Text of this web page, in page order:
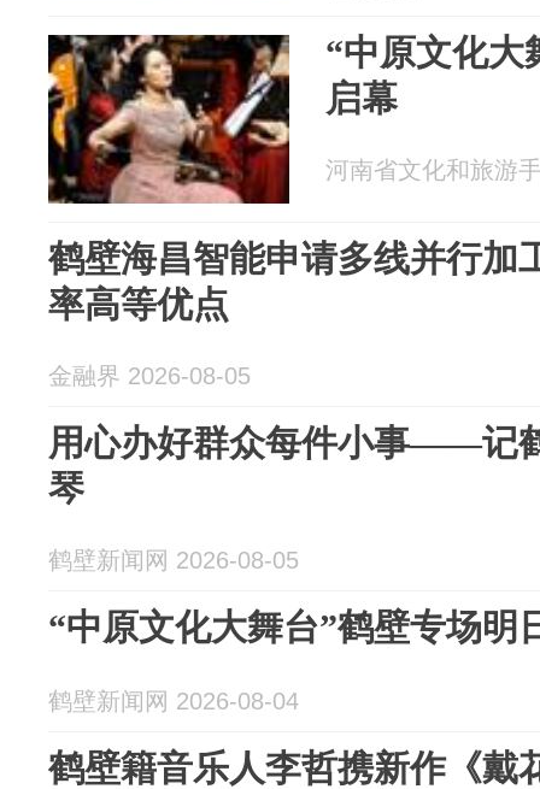
“中原文化大
启幕
河南省文化和旅游
鹤壁海昌智能申请多线并行加
率高等优点
金融界 2026-08-05
用心办好群众每件小事——记
琴
鹤壁新闻网 2026-08-05
“中原文化大舞台”鹤壁专场明
鹤壁新闻网 2026-08-04
鹤壁籍音乐人李哲携新作《戴